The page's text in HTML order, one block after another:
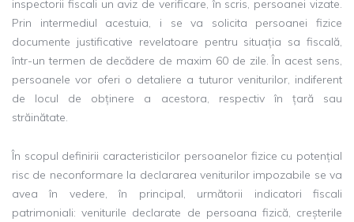
inspectorii fiscali un aviz de verificare, în scris, persoanei vizate.
Prin intermediul acestuia, i se va solicita persoanei fizice
documente justificative revelatoare pentru situația sa fiscală,
într-un termen de decădere de maxim 60 de zile. În acest sens,
persoanele vor oferi o detaliere a tuturor veniturilor, indiferent
de locul de obținere a acestora, respectiv în țară sau
străinătate.
În scopul definirii caracteristicilor persoanelor fizice cu potențial
risc de neconformare la declararea veniturilor impozabile se va
avea în vedere, în principal, următorii indicatori fiscali
patrimoniali: veniturile declarate de persoana fizică, creșterile